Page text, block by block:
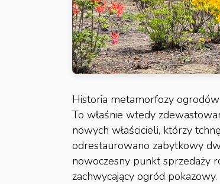
Historia metamorfozy
To właśnie wtedy
nowych właścicieli, którzy
odrestaurowano zabytkowy
nowoczesny punkt sprzedaży
zachwycający ogród pokazowy.